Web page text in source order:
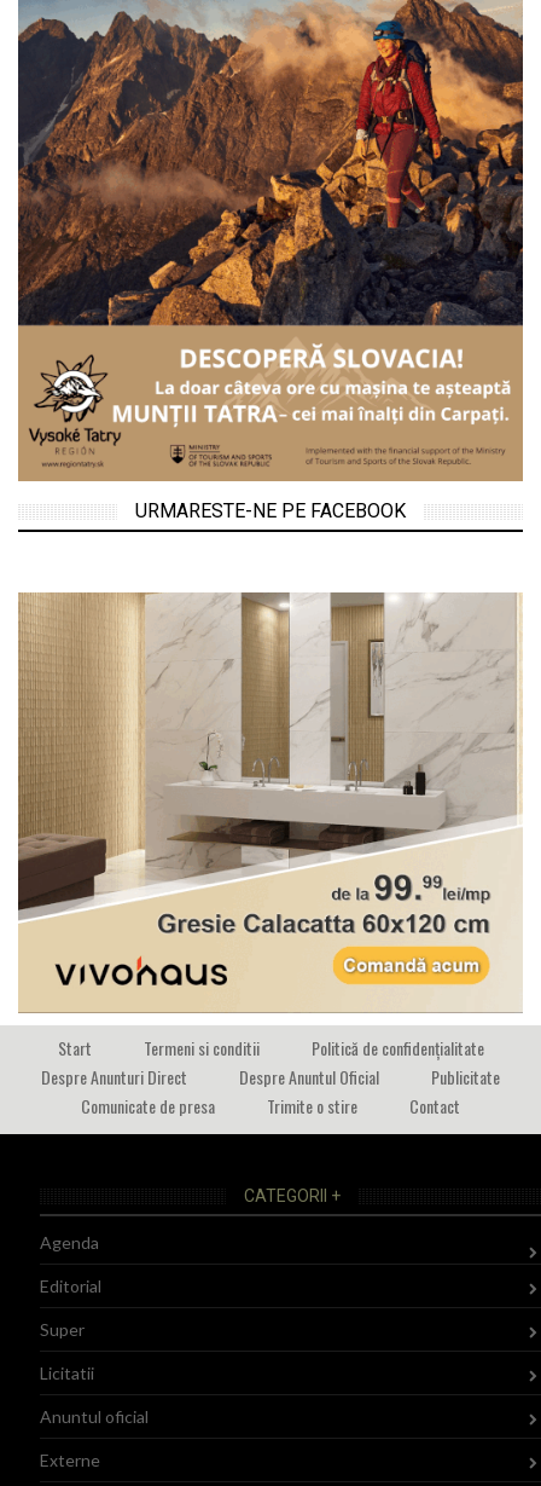
URMARESTE-NE PE FACEBOOK
Start Termeni si conditii
Politică de confidențialitate
Despre Anunturi Direct
Despre Anuntul Oficial
Publicitate
Comunicate de presa
Trimite o stire Contact
CATEGORII +
Agenda
Editorial
Super
Licitatii
Anuntul oficial
Externe